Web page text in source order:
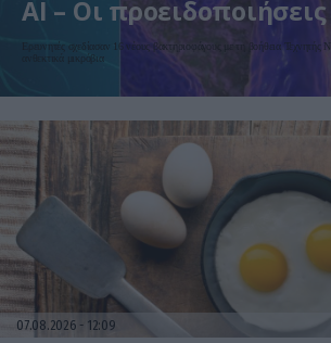
AI – Οι προειδοποιήσεις
βιοασφάλεια
Ερευνητές σχεδίασαν 16 νέους βακτηριοφάγους με τη βοήθεια Τεχνητής
ανθεκτικά μικρόβια
07.08.2026 12:09